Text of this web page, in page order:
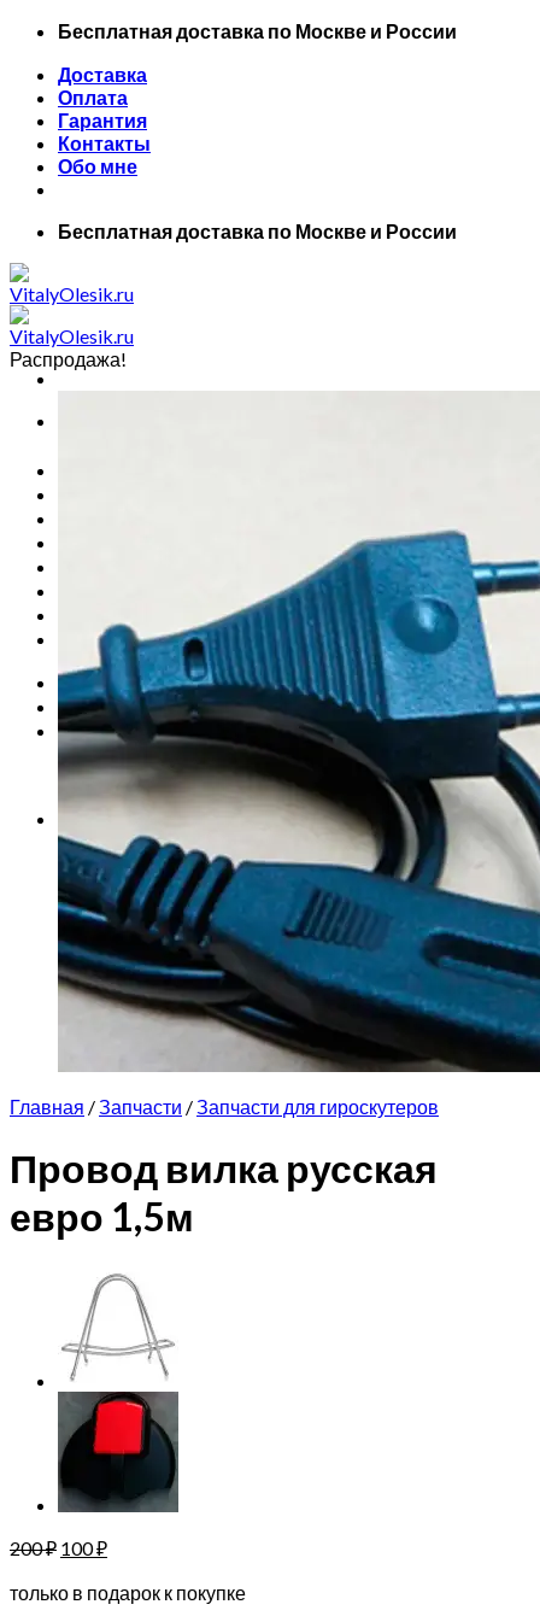
Skip
content
Бесплатная доставка по Москве и России
Доставка
Оплата
Гарантия
Контакты
Обо мне
Бесплатная доставка по Москве и России
Обучение езде на моноколесе
Контакты
Вход
Корзина / 0₽0
Корзина пуста.
0
Корзина
Корзина пуста.
Распродажа!
Главная /Запчасти /Запчасти для гироскутеров
Провод вилка русская
евро 1,5м
200₽ 100₽
только в подарок к покупке